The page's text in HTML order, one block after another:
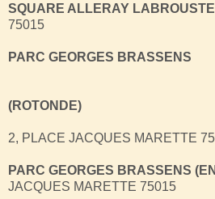
SQUARE ALLERAY LABROUSTE
75015
PARC GEORGES BRASSENS
(ROTONDE)
2, PLACE JACQUES MARETTE
PARC GEORGES BRASSENS
JACQUES MARETTE 75015